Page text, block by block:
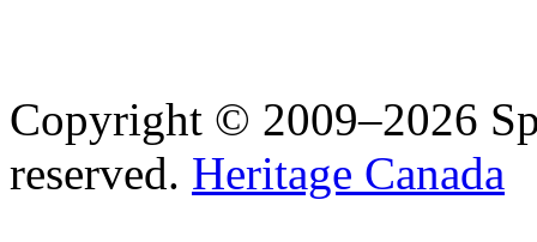
Copyright © 2009–2026
reserved. Heritage Canada